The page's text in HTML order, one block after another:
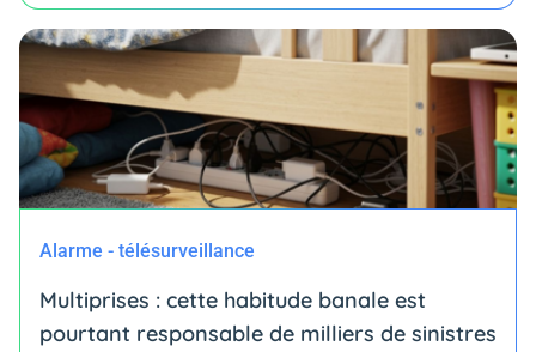
Alarme - télésurveillance
Multiprises : cette habitude banale est
pourtant responsable de milliers de sinistres